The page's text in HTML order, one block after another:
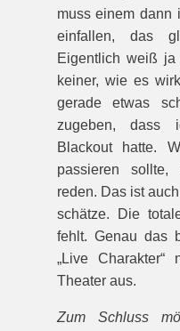
muss einem dann
einfallen, das
Eigentlich weiß
keiner, wie es
gerade etwas
zugeben, dass
Blackout hatte.
passieren
reden. Das ist
schätze. Die
fehlt. Genau das
„Live
Theater aus.
Zum Schluss